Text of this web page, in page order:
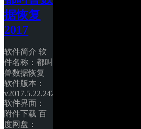
据恢复
2017
软件简介 软
件名称：都叫
兽数据恢复
软件版本：
v2017.5.22.242
软件界面：
附件下载 百
度网盘：